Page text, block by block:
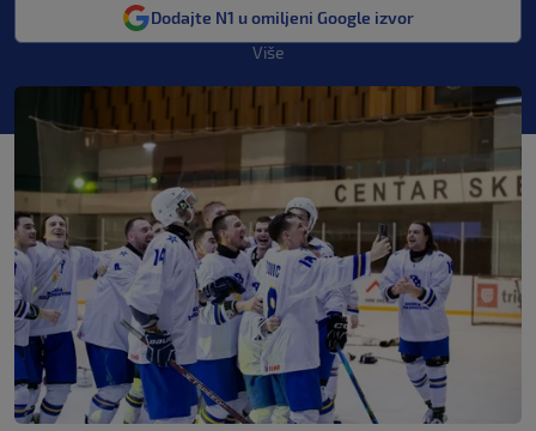
Dodajte N1 u omiljeni Google izvor
Više